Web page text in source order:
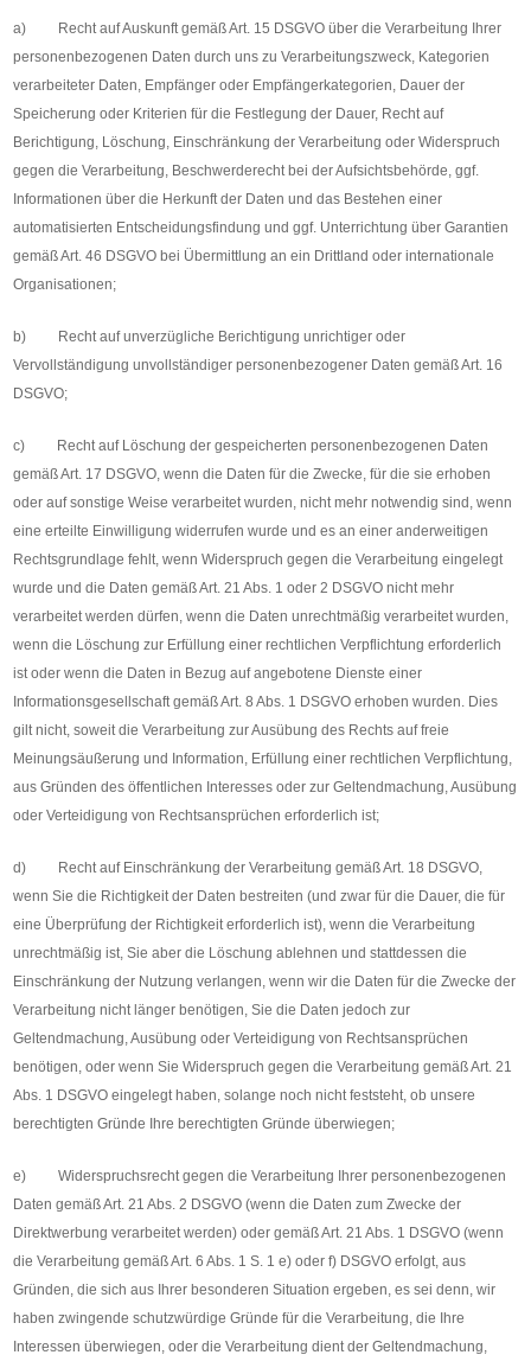
a) Recht auf Auskunft gemäß Art. 15 DSGVO über die Verarbeitung Ihrer
personenbezogenen Daten durch uns zu Verarbeitungszweck, Kategorien
verarbeiteter Daten, Empfänger oder Empfängerkategorien, Dauer der
Speicherung oder Kriterien für die Festlegung der Dauer, Recht auf
Berichtigung, Löschung, Einschränkung der Verarbeitung oder Widerspruch
gegen die Verarbeitung, Beschwerderecht bei der Aufsichtsbehörde, ggf.
Informationen über die Herkunft der Daten und das Bestehen einer
automatisierten Entscheidungsfindung und ggf. Unterrichtung über Garantien
gemäß Art. 46 DSGVO bei Übermittlung an ein Drittland oder internationale
Organisationen;
b) Recht auf unverzügliche Berichtigung unrichtiger oder
Vervollständigung unvollständiger personenbezogener Daten gemäß Art. 16
DSGVO;
c) Recht auf Löschung der gespeicherten personenbezogenen Daten
gemäß Art. 17 DSGVO, wenn die Daten für die Zwecke, für die sie erhoben
oder auf sonstige Weise verarbeitet wurden, nicht mehr notwendig sind, wenn
eine erteilte Einwilligung widerrufen wurde und es an einer anderweitigen
Rechtsgrundlage fehlt, wenn Widerspruch gegen die Verarbeitung eingelegt
wurde und die Daten gemäß Art. 21 Abs. 1 oder 2 DSGVO nicht mehr
verarbeitet werden dürfen, wenn die Daten unrechtmäßig verarbeitet wurden,
wenn die Löschung zur Erfüllung einer rechtlichen Verpflichtung erforderlich
ist oder wenn die Daten in Bezug auf angebotene Dienste einer
Informationsgesellschaft gemäß Art. 8 Abs. 1 DSGVO erhoben wurden. Dies
gilt nicht, soweit die Verarbeitung zur Ausübung des Rechts auf freie
Meinungsäußerung und Information, Erfüllung einer rechtlichen Verpflichtung,
aus Gründen des öffentlichen Interesses oder zur Geltendmachung, Ausübung
oder Verteidigung von Rechtsansprüchen erforderlich ist;
d) Recht auf Einschränkung der Verarbeitung gemäß Art. 18 DSGVO,
wenn Sie die Richtigkeit der Daten bestreiten (und zwar für die Dauer, die für
eine Überprüfung der Richtigkeit erforderlich ist), wenn die Verarbeitung
unrechtmäßig ist, Sie aber die Löschung ablehnen und stattdessen die
Einschränkung der Nutzung verlangen, wenn wir die Daten für die Zwecke der
Verarbeitung nicht länger benötigen, Sie die Daten jedoch zur
Geltendmachung, Ausübung oder Verteidigung von Rechtsansprüchen
benötigen, oder wenn Sie Widerspruch gegen die Verarbeitung gemäß Art. 21
Abs. 1 DSGVO eingelegt haben, solange noch nicht feststeht, ob unsere
berechtigten Gründe Ihre berechtigten Gründe überwiegen;
e) Widerspruchsrecht gegen die Verarbeitung Ihrer personenbezogenen
Daten gemäß Art. 21 Abs. 2 DSGVO (wenn die Daten zum Zwecke der
Direktwerbung verarbeitet werden) oder gemäß Art. 21 Abs. 1 DSGVO (wenn
die Verarbeitung gemäß Art. 6 Abs. 1 S. 1 e) oder f) DSGVO erfolgt, aus
Gründen, die sich aus Ihrer besonderen Situation ergeben, es sei denn, wir
haben zwingende schutzwürdige Gründe für die Verarbeitung, die Ihre
Interessen überwiegen, oder die Verarbeitung dient der Geltendmachung,